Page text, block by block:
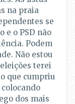
na praia
se
e o PSD não
Podem
Não estou
terei
que cumpriu
colocando
dos mais